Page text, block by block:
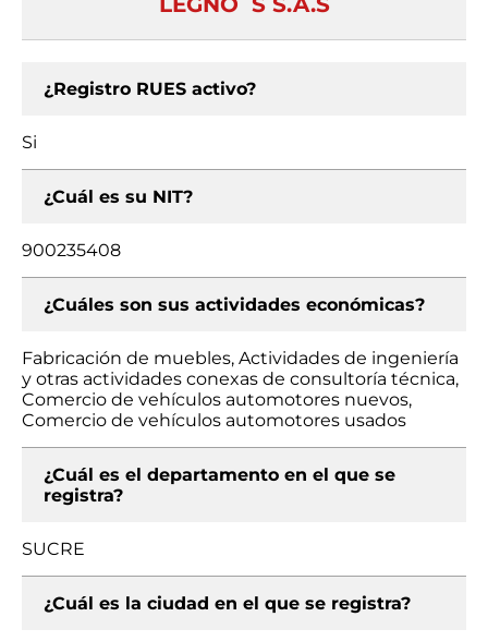
¿Registro RUES activo?
Si
¿Cuál es su NIT?
900235408
¿Cuáles son sus actividades económicas?
Fabricación de muebles, Actividades de ingeniería
y otras actividades conexas de consultoría técnica,
Comercio de vehículos automotores nuevos,
Comercio de vehículos automotores usados
¿Cuál es el departamento en el que se
registra?
SUCRE
¿Cuál es la ciudad en el que se registra?